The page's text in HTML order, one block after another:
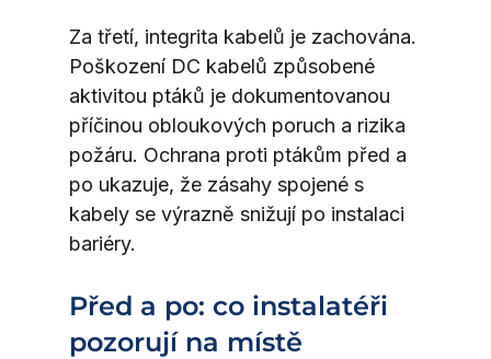
Za třetí, integrita kabelů je zachována.
Poškození DC kabelů způsobené
aktivitou ptáků je dokumentovanou
příčinou obloukových poruch a rizika
požáru. Ochrana proti ptákům před a
po ukazuje, že zásahy spojené s
kabely se výrazně snižují po instalaci
bariéry.
Před a po: co instalatéři
pozorují na místě